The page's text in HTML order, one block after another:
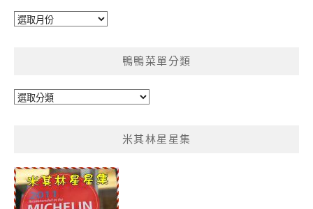
彙
鴨鴨菜單分類
鴨
類
米其林星星集